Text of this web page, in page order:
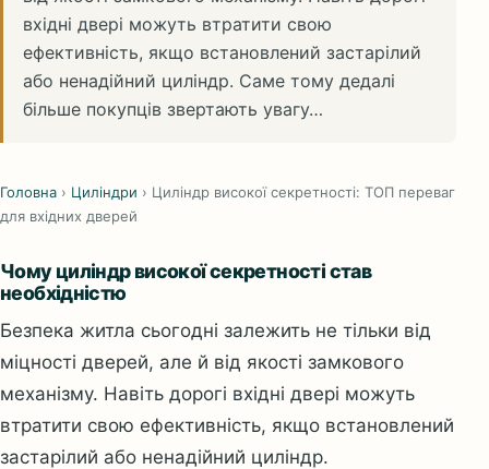
вхідні двері можуть втратити свою
ефективність, якщо встановлений застарілий
або ненадійний циліндр. Саме тому дедалі
більше покупців звертають увагу…
Головна › Циліндри › Циліндр високої секретності: ТОП переваг
для вхідних дверей
Чому циліндр високої секретності став
необхідністю
Безпека житла сьогодні залежить не тільки від
міцності дверей, але й від якості замкового
механізму. Навіть дорогі вхідні двері можуть
втратити свою ефективність, якщо встановлений
застарілий або ненадійний циліндр.